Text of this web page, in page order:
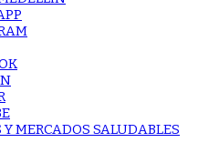
MERCADOS SALUDABLES